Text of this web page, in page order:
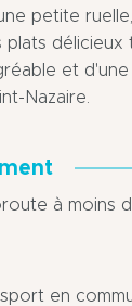
petite
plats
et
Nazaire.
à moins
en